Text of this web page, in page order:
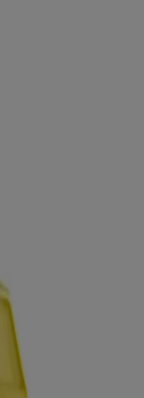
respectifs.
et respectez